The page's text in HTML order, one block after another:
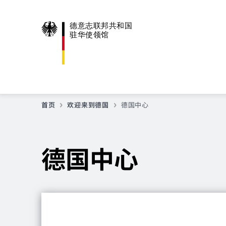
德意志联邦共和国
驻华使领馆
首页 欢迎来到德国 德国中心
德国中心